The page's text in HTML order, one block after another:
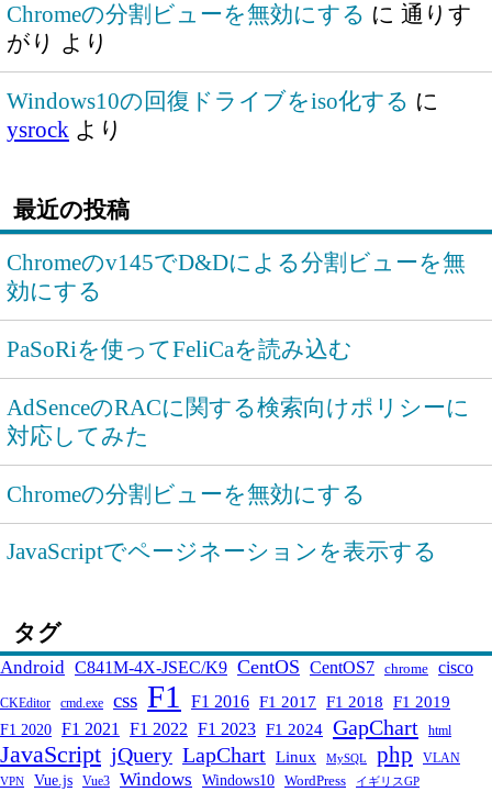
Chromeの分割ビューを無効にする に 通りす
がり より
Windows10の回復ドライブをiso化する に
ysrockより
最近の投稿
Chromeのv145でD&Dによる分割ビューを無
効にする
PaSoRiを使ってFeliCaを読み込む
AdSenceのRACに関する検索向けポリシーに
対応してみた
Chromeの分割ビューを無効にする
JavaScriptでページネーションを表示する
タグ
Android C841M-4X-JSEC/K9 CentOS CentOS7 chrome cisco
CKEditor cmd.exe css F1 F1 2016 F1 2017 F1 2018 F1 2019
F1 2020 F1 2021 F1 2022 F1 2023 F1 2024 GapChart html
JavaScript jQuery LapChart Linux MySQL php VLAN
VPN Vue.js Vue3 Windows Windows10 WordPress イギリスGP